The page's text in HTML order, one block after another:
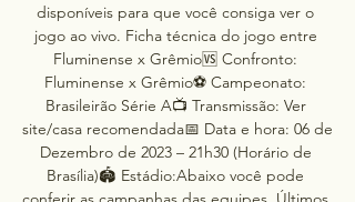
disponíveis para que você consiga ver o
jogo ao vivo. Ficha técnica do jogo entre
Fluminense x Grêmio🆚 Confronto:
Fluminense x Grêmio⚽ Campeonato:
Brasileirão Série A📺 Transmissão: Ver
site/casa recomendada📅 Data e hora: 06 de
Dezembro de 2023 – 21h30 (Horário de
Brasília)🏟️ Estádio:Abaixo você pode